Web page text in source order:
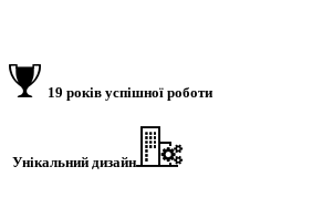
19 років успішної роботи
Унікальний дизайн